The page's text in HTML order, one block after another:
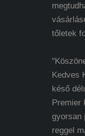
tőletek
Kedves
késő
Premier
gyorsan
reggel